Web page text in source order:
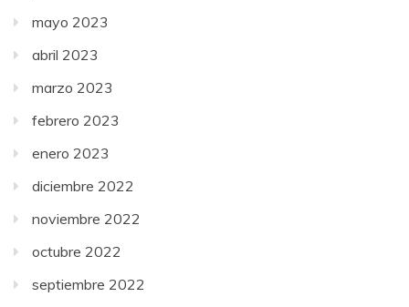
mayo 2023
abril 2023
marzo 2023
febrero 2023
enero 2023
diciembre 2022
noviembre 2022
octubre 2022
septiembre 2022